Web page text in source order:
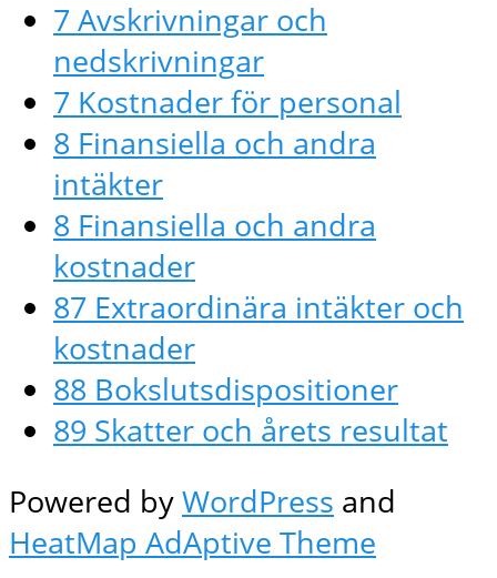
7 Avskrivningar och
nedskrivningar
7 Kostnader för personal
8 Finansiella och andra
intäkter
8 Finansiella och andra
kostnader
87 Extraordinära intäkter och
kostnader
88 Bokslutsdispositioner
89 Skatter och årets resultat
Powered byWordPress and
HeatMap AdAptive Theme